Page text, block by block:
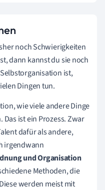
noch Schwierigkeiten
dann kannst du sie noch
ist,
Dingen tun.
wie viele andere Dinge
ist ein Prozess. Zwar
dafür als andere,
irgendwann
und Organisation
Methoden, die
werden meist mit